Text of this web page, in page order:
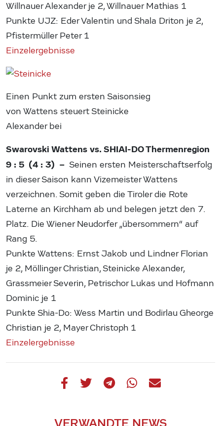
Willnauer Alexander je 2, Willnauer Mathias 1
Punkte UJZ: Eder Valentin und Shala Driton je 2,
Pfistermüller Peter 1
Einzelergebnisse
Einen Punkt zum ersten Saisonsieg
von Wattens steuert Steinicke
Alexander bei
Swarovski Wattens vs. SHIAI-DO Thermenregion
9 : 5 (4 : 3) – Seinen ersten Meisterschaftserfolg
in dieser Saison kann Vizemeister Wattens
verzeichnen. Somit geben die Tiroler die Rote
Laterne an Kirchham ab und belegen jetzt den 7.
Platz. Die Wiener Neudorfer „übersommern“ auf
Rang 5.
Punkte Wattens: Ernst Jakob und Lindner Florian
je 2, Möllinger Christian, Steinicke Alexander,
Grassmeier Severin, Petrischor Lukas und Hofmann
Dominic je 1
Punkte Shia-Do: Wess Martin und Bodirlau Gheorge
Christian je 2, Mayer Christoph 1
Einzelergebnisse
VERWANDTE NEWS